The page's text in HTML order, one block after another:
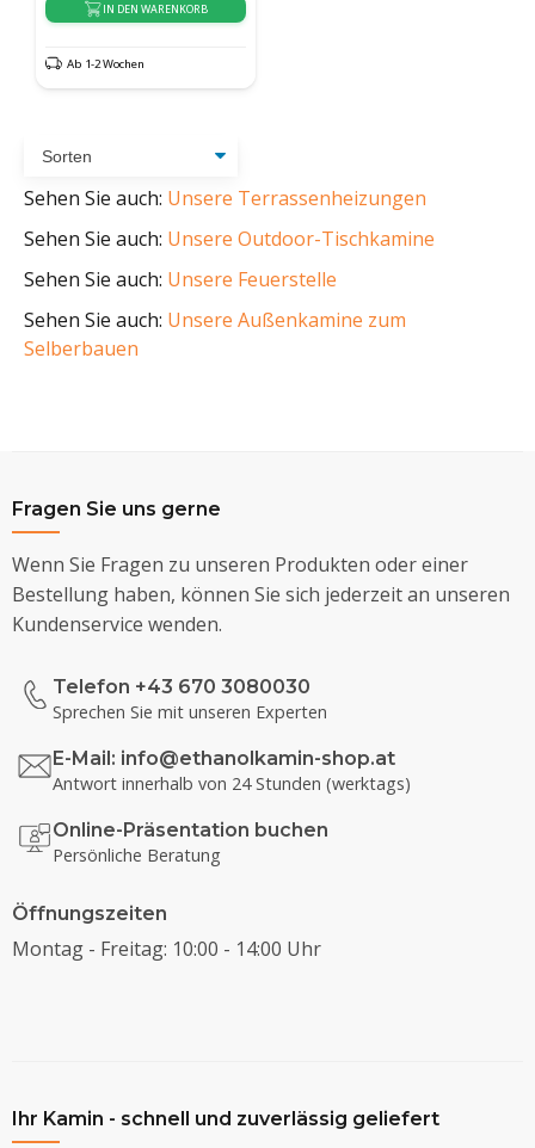
IN DEN WARENKORB
Ab 1-2 Wochen
Sehen Sie auch: Unsere Terrassenheizungen
Sehen Sie auch: Unsere Outdoor-Tischkamine
Sehen Sie auch: Unsere Feuerstelle
Sehen Sie auch: Unsere Außenkamine zum
Selberbauen
Fragen Sie uns gerne
Wenn Sie Fragen zu unseren Produkten oder einer
Bestellung haben, können Sie sich jederzeit an unseren
Kundenservice wenden.
Telefon +43 670 3080030
Sprechen Sie mit unseren Experten
E-Mail: info@ethanolkamin-shop.at
Antwort innerhalb von 24 Stunden (werktags)
Online-Präsentation buchen
Persönliche Beratung
Öffnungszeiten
Montag - Freitag: 10:00 - 14:00 Uhr
Ihr Kamin - schnell und zuverlässig geliefert